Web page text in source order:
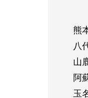
熊
八
山
阿
玉